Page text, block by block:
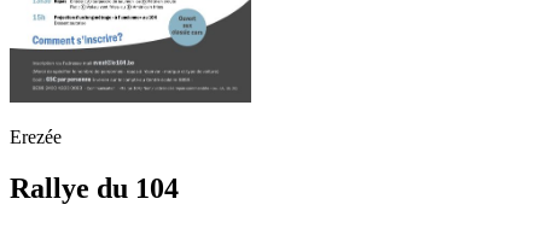
Erezée
Rallye du 104